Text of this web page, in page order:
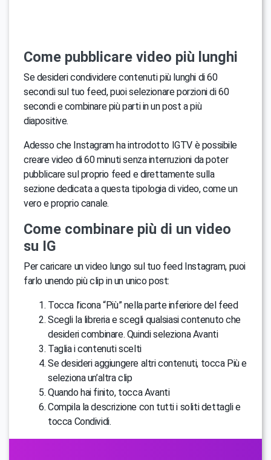
Come pubblicare video più lunghi
Se desideri condividere contenuti più lunghi di 60
secondi sul tuo feed, puoi selezionare porzioni di 60
secondi e combinare più parti in un post a più
diapositive.
Adesso che Instagram ha introdotto IGTV è possibile
creare video di 60 minuti senza interruzioni da poter
pubblicare sul proprio feed e direttamente sulla
sezione dedicata a questa tipologia di video, come un
vero e proprio canale.
Come combinare più di un video
su IG
Per caricare un video lungo sul tuo feed Instagram, puoi
farlo unendo più clip in un unico post:
Tocca l’icona “Più” nella parte inferiore del feed
Scegli la libreria e scegli qualsiasi contenuto che
desideri combinare. Quindi seleziona Avanti
Taglia i contenuti scelti
Se desideri aggiungere altri contenuti, tocca Più e
seleziona un’altra clip
Quando hai finito, tocca Avanti
Compila la descrizione con tutti i soliti dettagli e
tocca Condividi.